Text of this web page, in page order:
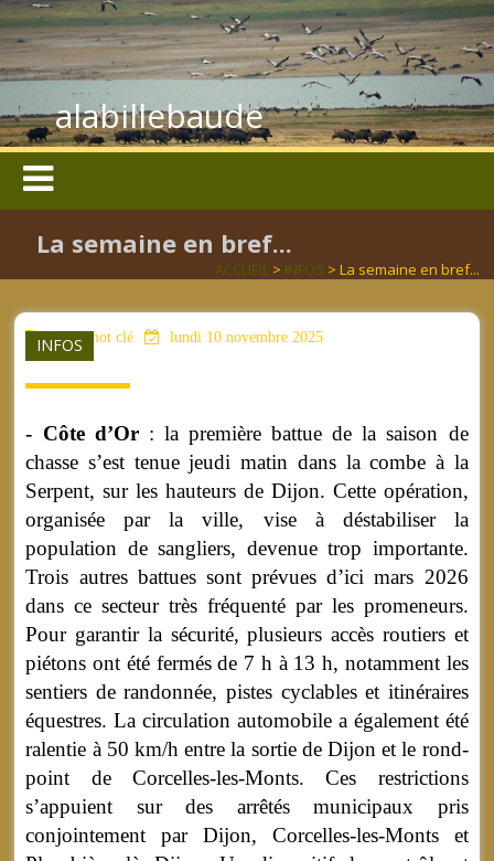
alabillebaude
La semaine en bref...
ACCUEIL> INFOS > La semaine en bref...
INFOS
aucun mot clé lundi 10 novembre 2025
- Côte d’Or: la première battue de la saison de
chasse s’est tenue jeudi matin dans la combe à la
Serpent, sur les hauteurs de Dijon. Cette opération,
organisée par la ville, vise à déstabiliser la
population de sangliers, devenue trop importante.
Trois autres battues sont prévues d’ici mars 2026
dans ce secteur très fréquenté par les promeneurs.
Pour garantir la sécurité, plusieurs accès routiers et
piétons ont été fermés de 7 h à 13 h, notamment les
sentiers de randonnée, pistes cyclables et itinéraires
équestres. La circulation automobile a également été
ralentie à 50 km/h entre la sortie de Dijon et le rond-
point de Corcelles-les-Monts. Ces restrictions
s’appuient sur des arrêtés municipaux pris
conjointement par Dijon, Corcelles-les-Monts et